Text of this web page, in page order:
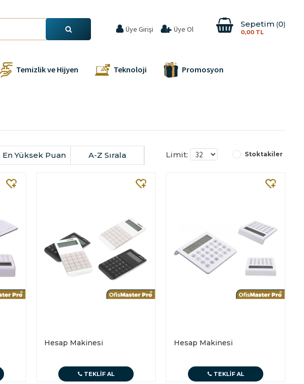
Sepetim 0
0,00 TL
Üye Girişi Üye Ol
Temizlik ve Hijyen Teknoloji Promosyon
En Yüksek Puan A-Z Sırala Stoktakiler
Limit:
Hesap Makinesi
TEKLIF AL
Hesap Makinesi
TEKLIF AL